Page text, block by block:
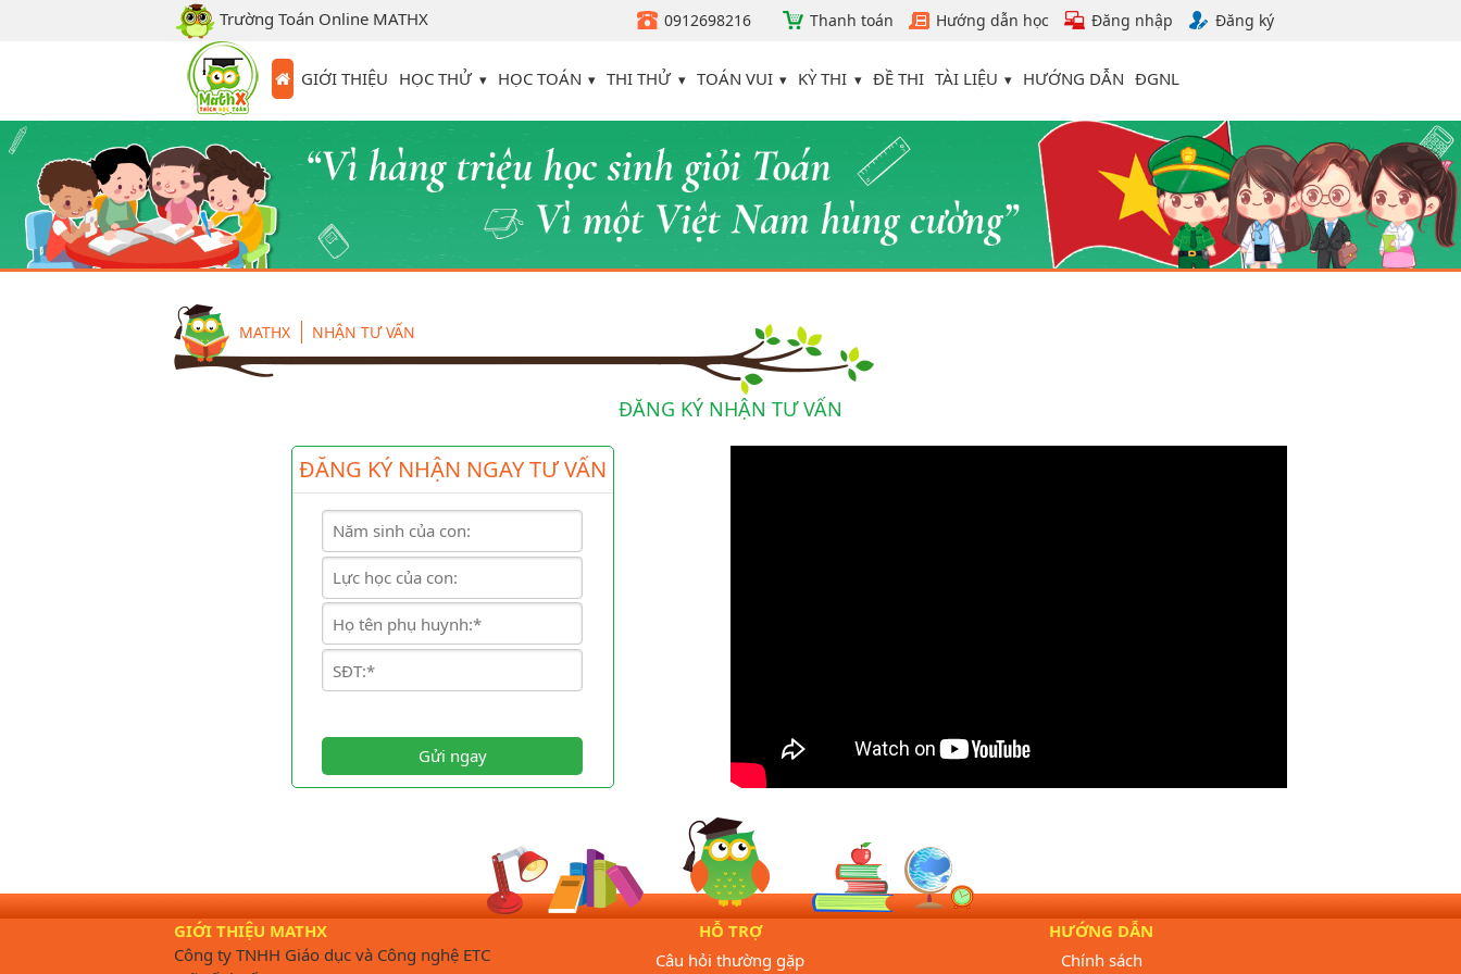
Trường Toán Online MATHX 0912698216 Thanh toán Hướng dẫn học Đăng nhập Đăng ký
GIỚI THIỆU HỌC THỬ HỌC TOÁN THI THỬ TOÁN VUI KỲ THI ĐỀ THI TÀI LIỆU HƯỚNG DẪN ĐGNL
MATHX NHẬN TƯ VẤN
ĐĂNG KÝ NHẬN TƯ VẤN
ĐĂNG KÝ NHẬN NGAY TƯ VẤN
Gửi ngay
GIỚI THIỆU MATHX
Công ty TNHH Giáo dục và Công nghệ ETC
HỖ TRỢ
Câu hỏi thường gặp
HƯỚNG DẪN
Chính sách